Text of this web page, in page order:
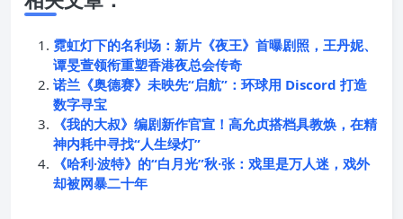
霓虹灯下的名利场：新片《夜王》首曝剧照，王丹妮、
谭旻萱领衔重塑香港夜总会传奇
诺兰《奥德赛》未映先“启航”：环球用 Discord 打造
数字寻宝
《我的大叔》编剧新作官宣！高允贞搭档具教焕，在精
神内耗中寻找“人生绿灯”
《哈利·波特》的“白月光”秋·张：戏里是万人迷，戏外
却被网暴二十年